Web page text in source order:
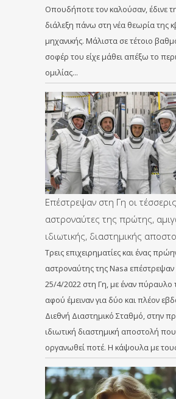
Οπουδήποτε τον καλούσαν, έδινε
διάλεξη πάνω στη νέα θεωρία της
μηχανικής. Μάλιστα σε τέτοιο
σοφέρ του είχε μάθει απέξω το
ομιλίας…
Επέστρεψαν στη Γη οι τέσσερις
αστροναύτες της πρώτης,
ιδιωτικής, διαστημικής
Τρεις επιχειρηματίες και ένας
αστροναύτης της Nasa
25/4/2022 στη Γη, με έναν πύραυλο
αφού έμειναν για δύο και πλέον
Διεθνή Διαστημικό Σταθμό, στην
ιδιωτική διαστημική αποστολή που
οργανωθεί ποτέ. Η κάψουλα με